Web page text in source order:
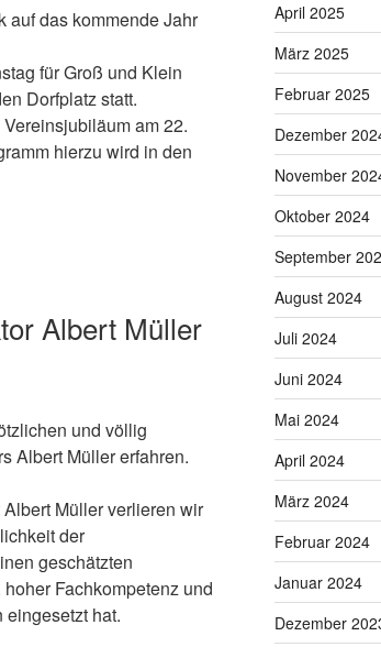
auf das kommende Jahr
für Groß und Klein
Dorfplatz statt.
am 22.
hierzu wird in den
Albert Müller
und völlig
Albert Müller erfahren.
Müller verlieren wir
der
geschätzten
Fachkompetenz und
hat.
April 2025
März 2025
Februar 2025
Dezember
November
Oktober 2024
September
August 2024
Juli 2024
Juni 2024
Mai 2024
April 2024
März 2024
Februar 2024
Januar 2024
Dezember